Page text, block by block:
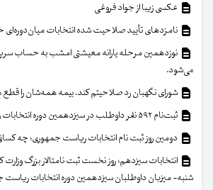
عکسی زیبا از جواد فروغی
نامزدهای تأیید صلاحیت شده انتخابات
نوزدهمین مرحله یارانه معیشتی امشب به حساب
می‌شود.
شورای نگهبان رد صلاحیتم کند، بیمه همه‌شان را قطع
ثبت‌نام ۵۹۲ نفر داوطلب در سیزدهمین دوره انتخابات ریاست جمهوری
دومین روز ثبت نام انتخابات ریاست جمهوری؛ چه
انتخابات سیزدهم؛ روز نخست ثبت نامتالار بزرگ
شنبه- میزبان داوطلبان سیزدهمین دوره انتخابات ریاست